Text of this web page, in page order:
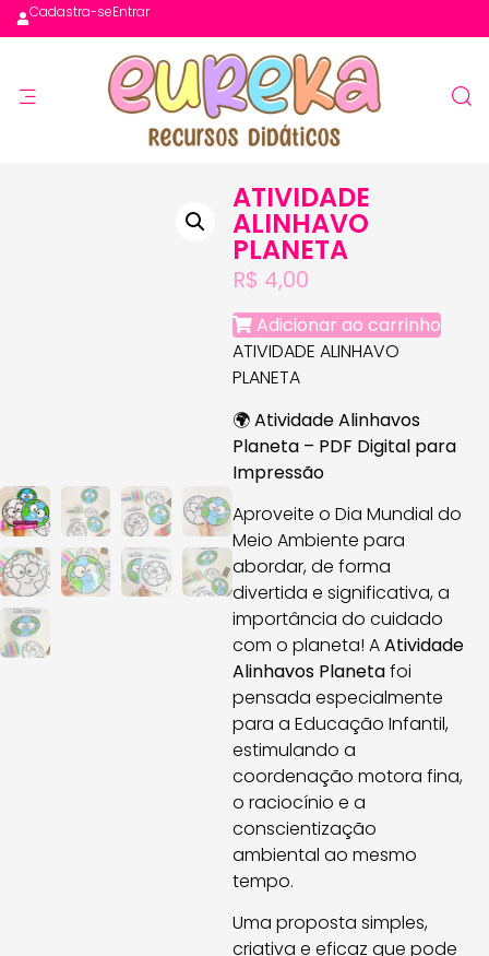
Cadastra-seEntrar
ATIVIDADE
ALINHAVO
PLANETA
R$ 4,00
Adicionar ao carrinho
ATIVIDADE ALINHAVO
PLANETA
🌍Atividade Alinhavos
Planeta – PDF Digital para
Impressão
Aproveite o Dia Mundial do
Meio Ambiente para
abordar, de forma
divertida e significativa, a
importância do cuidado
com o planeta! AAtividade
Alinhavos Planetafoi
pensada especialmente
para a Educação Infantil,
estimulando a
coordenação motora fina,
o raciocínio e a
conscientização
ambiental ao mesmo
tempo.
Uma proposta simples,
criativa e eficaz que pode